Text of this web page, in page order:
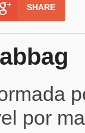
SHARE
por